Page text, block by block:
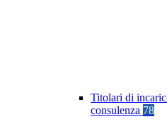
Titolari di
consulenza 78